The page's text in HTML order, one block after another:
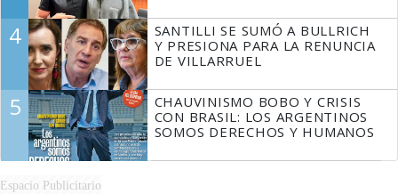
4
SANTILLI SE SUMÓ A BULLRICH
Y PRESIONA PARA LA RENUNCIA
DE VILLARRUEL
5
CHAUVINISMO BOBO Y CRISIS
CON BRASIL: LOS ARGENTINOS
SOMOS DERECHOS Y HUMANOS
Espacio Publicitario